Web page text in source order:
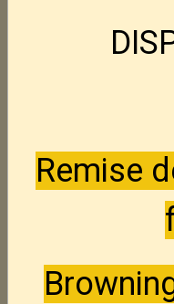
S&W 2206 -- 22Lr
S&W 46 -- 22Lr
250,00€TTC
150,00€TTC
Remise